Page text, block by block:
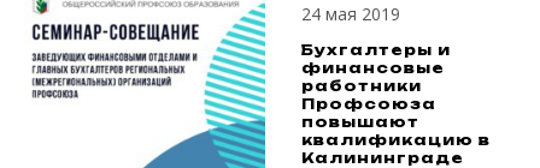
24 мая 2019
Бухгалтеры и
финансовые
работники
Профсоюза
повышают
квалификацию в
Калининграде